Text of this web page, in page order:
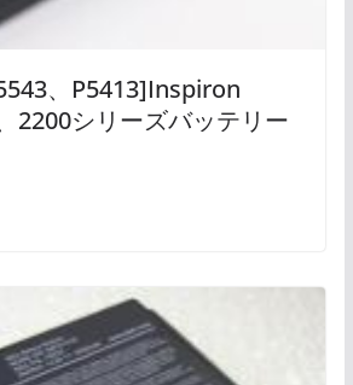
、P5413]Inspiron
2200シリーズバッテリー